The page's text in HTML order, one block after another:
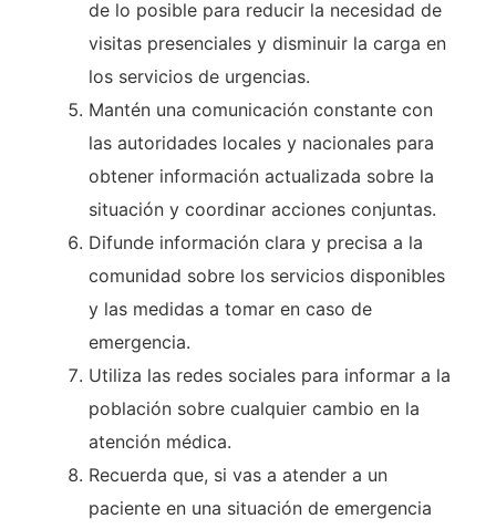
de lo posible para reducir la necesidad de
visitas presenciales y disminuir la carga en
los servicios de urgencias.
Mantén una comunicación constante con
las autoridades locales y nacionales para
obtener información actualizada sobre la
situación y coordinar acciones conjuntas.
Difunde información clara y precisa a la
comunidad sobre los servicios disponibles
y las medidas a tomar en caso de
emergencia.
Utiliza las redes sociales para informar a la
población sobre cualquier cambio en la
atención médica.
Recuerda que, si vas a atender a un
paciente en una situación de emergencia